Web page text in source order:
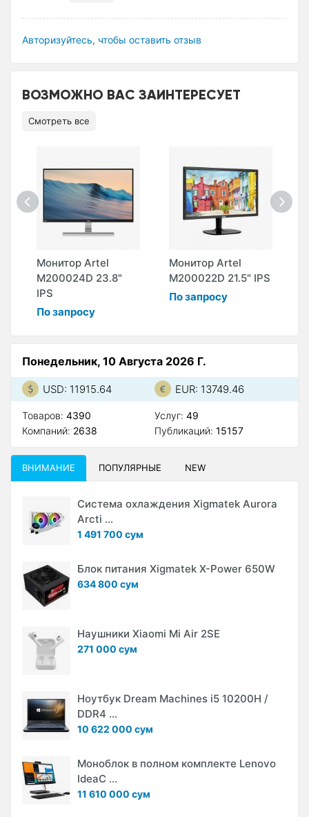
Авторизуйтесь, чтобы оставить отзыв
ВОЗМОЖНО ВАС ЗАИНТЕРЕСУЕТ
Смотреть все
Монитор Artel
M200024D 23.8"
IPS
По запросу
Монитор Artel
M200022D 21.5" IPS
По запросу
Понедельник, 10 Августа 2026 Г.
USD: 11915.64 EUR: 13749.46
Товаров: 4390
Компаний: 2638
Услуг: 49
Публикаций: 15157
ВНИМАНИЕ ПОПУЛЯРНЫЕ NEW
Система охлаждения Xigmatek Aurora
Arcti ...
1 491 700 сум
Блок питания Xigmatek X-Power 650W
634 800 сум
Наушники Xiaomi Mi Air 2SE
271 000 сум
Ноутбук Dream Machines i5 10200H /
DDR4 ...
10 622 000 сум
Моноблок в полном комплекте Lenovo
IdeaC ...
11 610 000 сум